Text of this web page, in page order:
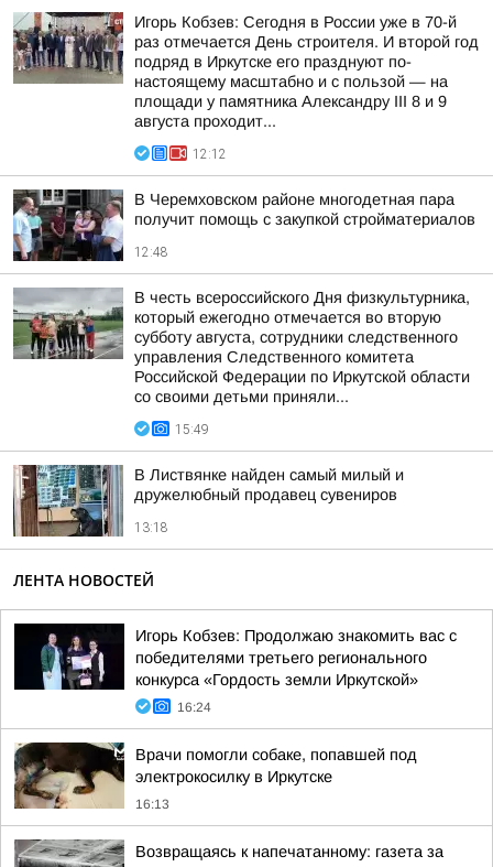
Игорь Кобзев: Сегодня в России уже в 70-й
раз отмечается День строителя. И второй год
подряд в Иркутске его празднуют по-
настоящему масштабно и с пользой — на
площади у памятника Александру III 8 и 9
августа проходит...
12:12
В Черемховском районе многодетная пара
получит помощь с закупкой стройматериалов
12:48
В честь всероссийского Дня физкультурника,
который ежегодно отмечается во вторую
субботу августа, сотрудники следственного
управления Следственного комитета
Российской Федерации по Иркутской области
со своими детьми приняли...
15:49
В Листвянке найден самый милый и
дружелюбный продавец сувениров
13:18
ЛЕНТА НОВОСТЕЙ
Игорь Кобзев: Продолжаю знакомить вас с
победителями третьего регионального
конкурса «Гордость земли Иркутской»
16:24
Врачи помогли собаке, попавшей под
электрокосилку в Иркутске
16:13
Возвращаясь к напечатанному: газета за